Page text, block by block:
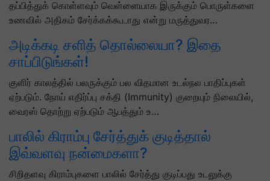
தப்பித்துக் கொள்ளவும் வெள்ளையாக இருக்கும் பொருள்களை
உணவில் அதிகம் சேர்க்கக்கூடாது என்று மருத்துவர…
அடிக்கடி சளித் தொல்லையா? இதை
சாப்பிடுங்கள்!
குளிர் காலத்தில் பலருக்கும் பல விதமான உடல்நல பாதிப்புகள்
ஏற்படும். நோய் எதிர்ப்பு சக்தி (Immunity) குறையும் நிலையில்,
வைரஸ் தொற்று ஏற்படும் ஆபத்தும் உ…
பாலில் கிராம்பு சேர்த்துக் குடித்தால்
இவ்வளவு நன்மைகளா?
சிறிதளவு கிராம்புகளை பாலில் சேர்த்து குடிப்பது உடலுக்கு